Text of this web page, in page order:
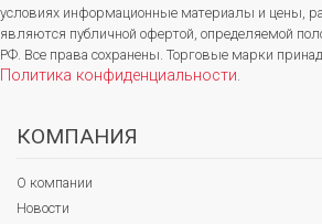
условиях информационные материалы и цены,
являются публичной офертой, определяемой
РФ. Все права сохранены. Торговые марки
Политика конфиденциальности.
КОМПАНИЯ
О компании
Новости